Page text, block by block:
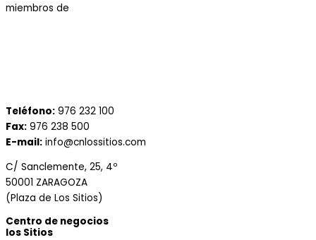
miembros de
Teléfono: 976 232 100
Fax: 976 238 500
E-mail: info@cnlossitios.com
C/ Sanclemente, 25, 4º
50001 ZARAGOZA
(Plaza de Los Sitios)
Centro de negocios
los Sitios